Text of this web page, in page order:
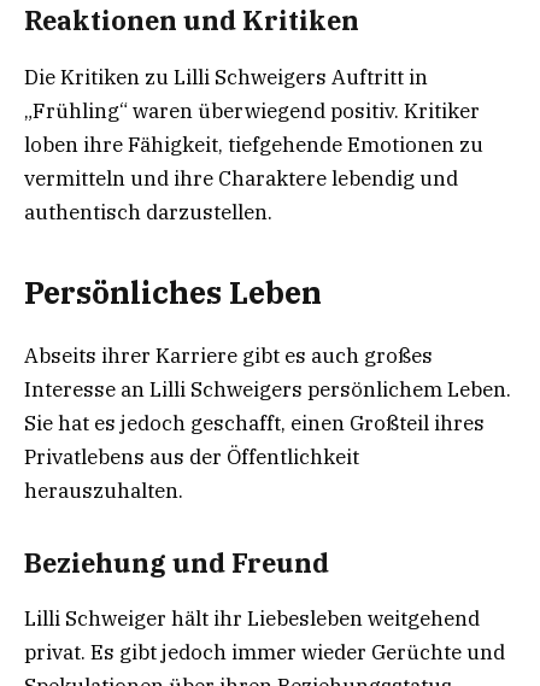
Reaktionen und Kritiken
Die Kritiken zu Lilli Schweigers Auftritt in
„Frühling“ waren überwiegend positiv. Kritiker
loben ihre Fähigkeit, tiefgehende Emotionen zu
vermitteln und ihre Charaktere lebendig und
authentisch darzustellen.
Persönliches Leben
Abseits ihrer Karriere gibt es auch großes
Interesse an Lilli Schweigers persönlichem Leben.
Sie hat es jedoch geschafft, einen Großteil ihres
Privatlebens aus der Öffentlichkeit
herauszuhalten.
Beziehung und Freund
Lilli Schweiger hält ihr Liebesleben weitgehend
privat. Es gibt jedoch immer wieder Gerüchte und